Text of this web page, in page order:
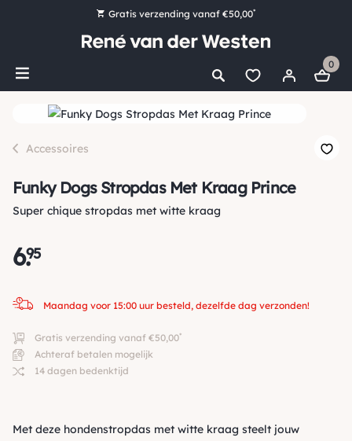
Gratis verzending vanaf €50,00*
Bestel nu, betaal later met Klarna
Ruim 16.000 artikelen op voorraad
0
Accessoires
Funky Dogs Stropdas Met Kraag Prince
Super chique stropdas met witte kraag
6.
95
Maandag voor 15:00 uur besteld, dezelfde dag verzonden!
Gratis verzending vanaf €50,00*
Achteraf betalen mogelijk
14 dagen bedenktijd
Met deze hondenstropdas met witte kraag steelt jouw